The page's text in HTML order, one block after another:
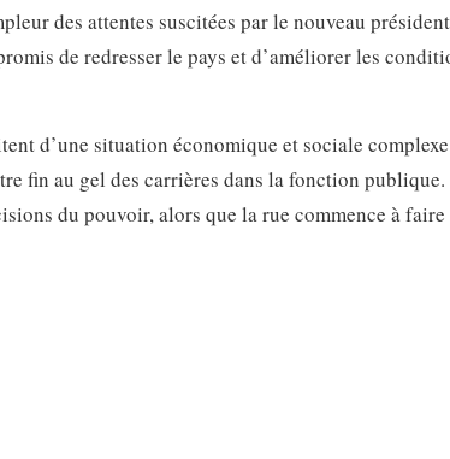
des attentes suscitées par le nouveau
de redresser le pays et d’améliorer les
d’une situation économique et sociale
fin au gel des carrières dans la fonction
du pouvoir, alors que la rue commence à